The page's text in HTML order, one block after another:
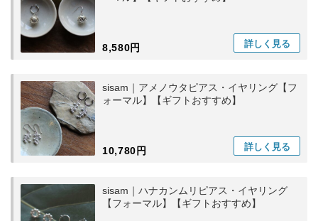
8,580円 詳しく 見る
sisam｜アメノウタピアス・イヤリング【フ
ォーマル】【ギフトおすすめ】
10,780円 詳しく 見る
sisam｜ハナカンムリピアス・イヤリング
【フォーマル】【ギフトおすすめ】